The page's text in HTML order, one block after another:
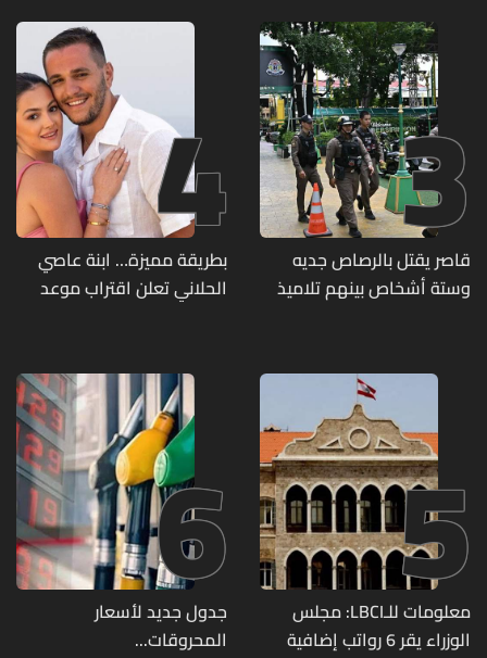
وقع ضحيّة أعماله؟
3
قاصر يقتل بالرصاص جديه
وستة أشخاص بينهم تلاميذ
4
بطريقة مميزة… ابنة عاصي
الحلاني تعلن اقتراب موعد
5
معلومات للـLBCI: مجلس
الوزراء يقر 6 رواتب إضافية
6
جدول جديد لأسعار
المحروقات...